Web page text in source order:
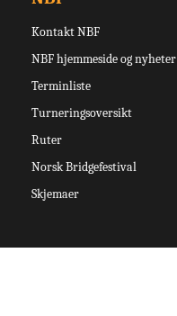
Kontakt NBF
NBF hjemmeside og nyheter
Terminliste
Turneringsoversikt
Ruter
Norsk Bridgefestival
Skjemaer